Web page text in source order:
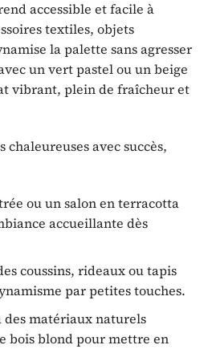
accessible et facile à
textiles, objets
la palette sans agresser
un vert pastel ou un beige
vibrant, plein de fraîcheur et
avec succès,
ou un salon en terracotta
accueillante dès
coussins, rideaux ou tapis
par petites touches.
des matériaux naturels
bois blond pour mettre en